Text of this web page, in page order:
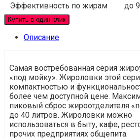
Эффективность по жирам
до
Купить в один клик
Описание
Самая востребованная серия
«под мойку». Жироловки этой
компактностью и
более чем доступной цене.
пиковый сброс жироотделителя
до 40 литров. Жироловки можно
использоваться в быту, кафе,
прочих предприятиях общепита.